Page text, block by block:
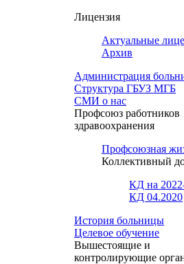
Лицензия
Актуальные
Архив
Администрация
Структура ГБУЗ МГБ
СМИ о нас
Профсоюз работников
здравоохранения
Профсоюзная
Коллективный
КД на
КД 04.2020
История больницы
Целевое обучение
Вышестоящие и
контролирующие